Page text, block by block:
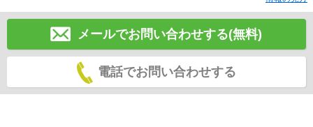
メールでお問い合わせする(無料)
電話でお問い合わせする